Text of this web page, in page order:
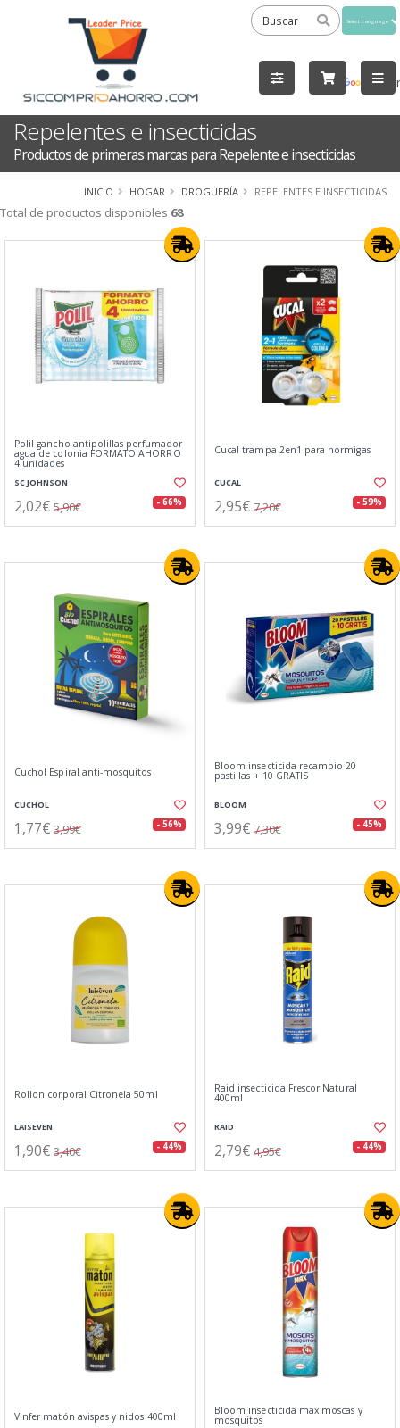
by
Repelentes e insecticidas
Productos de primeras marcas para Repelente e insecticidas
INICIO HOGAR DROGUERÍA REPELENTES E INSECTICIDAS
Total de productos disponibles 68
Polil gancho antipolillas perfumador
agua de colonia FORMATO AHORRO
4 unidades
SC JOHNSON
2,02€ 5,90€ - 66%
Cucal trampa 2en1 para hormigas
CUCAL
2,95€ 7,20€ - 59%
Cuchol Espiral anti-mosquitos
CUCHOL
1,77€ 3,99€ - 56%
Bloom insecticida recambio 20
pastillas + 10 GRATIS
BLOOM
3,99€ 7,30€ - 45%
Rollon corporal Citronela 50ml
LAISEVEN
1,90€ 3,40€ - 44%
Raid insecticida Frescor Natural
400ml
RAID
2,79€ 4,95€ - 44%
Vinfer matón avispas y nidos 400ml Bloom insecticida max moscas y
mosquitos